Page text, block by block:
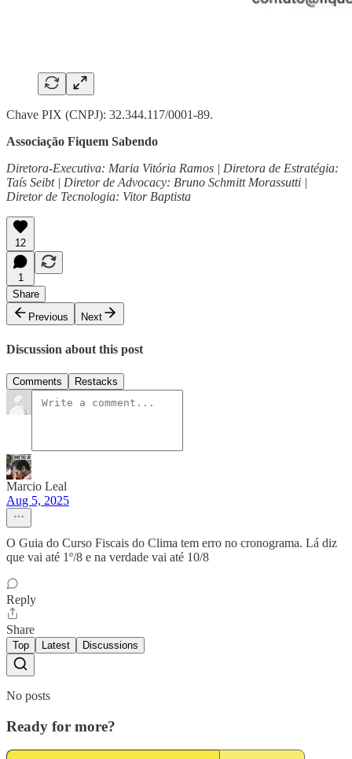
Chave PIX (CNPJ): 32.344.117/0001-89.
Associação Fiquem Sabendo
Diretora-Executiva: Maria Vitória Ramos | Diretora de Estratégia:
Taís Seibt | Diretor de Advocacy: Bruno Schmitt Morassutti |
Diretor de Tecnologia: Vitor Baptista
12
1
Share
Previous
Next
Discussion about this post
Comments Restacks
Marcio Leal
Aug 5, 2025
O Guia do Curso Fiscais do Clima tem erro no cronograma. Lá diz
que vai até 1º/8 e na verdade vai até 10/8
Reply
Share
Top Latest Discussions
No posts
Ready for more?